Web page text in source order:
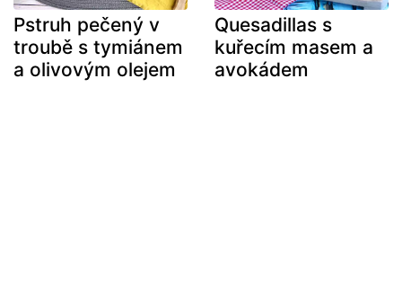
Pstruh pečený v
troubě s tymiánem
a olivovým olejem
Quesadillas s
kuřecím masem a
avokádem